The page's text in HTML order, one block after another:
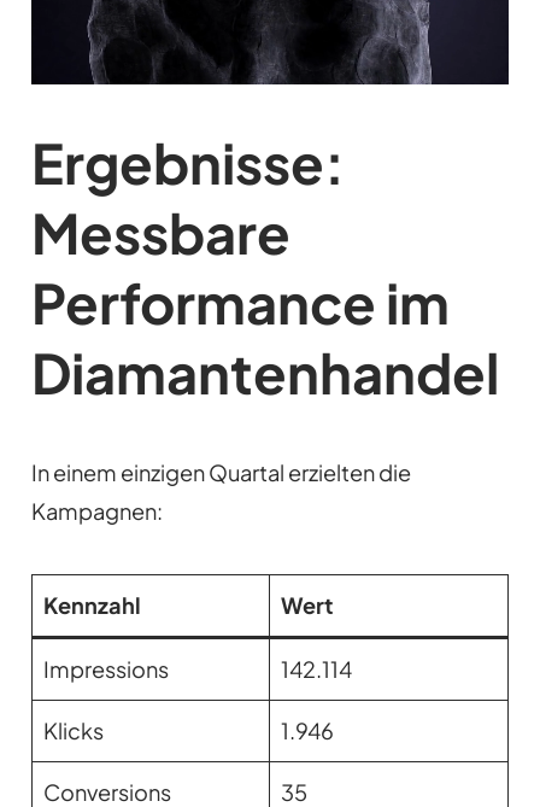
Ergebnisse:
Messbare
Performance im
Diamantenhandel
In einem einzigen Quartal erzielten die
Kampagnen:
Kennzahl Wert
Impressions 142.114
Klicks 1.946
Conversions 35